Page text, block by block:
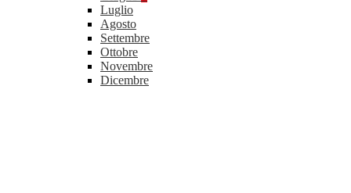
Luglio
Agosto
Settembre
Ottobre
Novembre
Dicembre